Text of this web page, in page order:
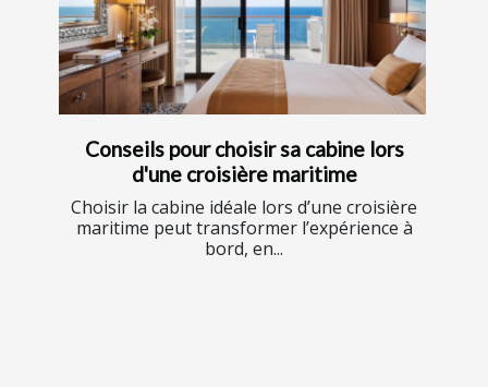
Conseils pour choisir sa cabine lors
d'une croisière maritime
Choisir la cabine idéale lors d’une croisière
maritime peut transformer l’expérience à
bord, en...